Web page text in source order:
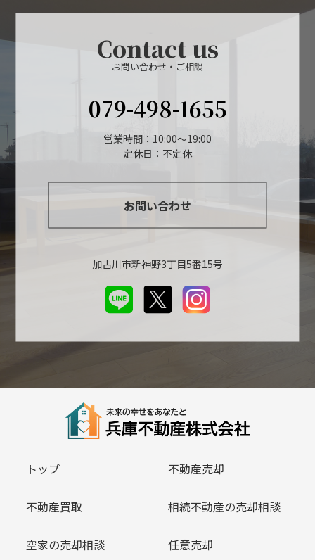
Contact us
お問い合わせ・ご相談
079-498-1655
営業時間：10:00～19:00
定休日：不定休
お問い合わせ
加古川市新神野3丁目5番15号
トップ 不動産売却
不動産買取 相続不動産の売却相談
空家の売却相談 任意売却